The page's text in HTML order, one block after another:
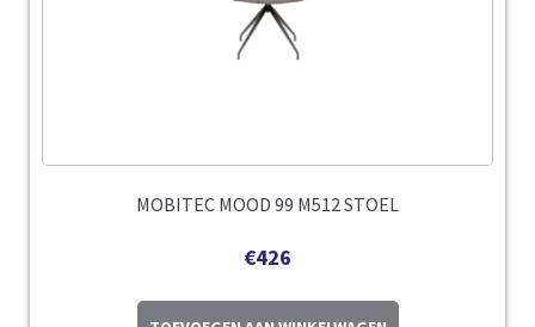
MOBITEC MOOD 99 M512 STOEL
€426